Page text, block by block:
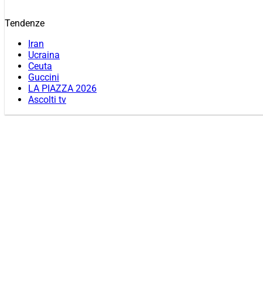
Tendenze
Iran
Ucraina
Ceuta
Guccini
LA PIAZZA 2026
Ascolti tv